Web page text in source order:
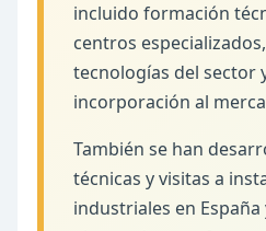
incluido formación
centros
tecnologías del sector
incorporación al
También se han
técnicas y visitas a
industriales en